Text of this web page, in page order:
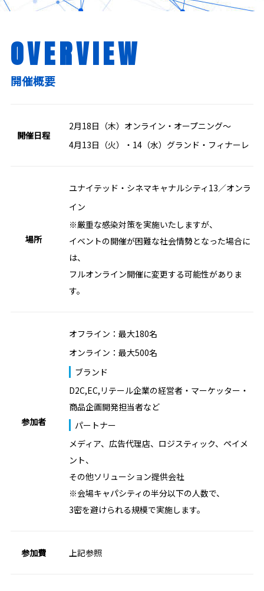
OVERVIEW
開催概要
開催日程
2月18日（木）オンライン・オープニング〜
4月13日（火）・14（水）グランド・フィナーレ
場所
ユナイテッド・シネマキャナルシティ13／オンラ
イン
※厳重な感染対策を実施いたしますが、
イベントの開催が困難な社会情勢となった場合に
は、
フルオンライン開催に変更する可能性がありま
す。
参加者
オフライン：最大180名
オンライン：最大500名
ブランド
D2C,EC,リテール企業の経営者・マーケッター・
商品企画開発担当者など
パートナー
メディア、広告代理店、ロジスティック、ペイメ
ント、
その他ソリューション提供会社
※会場キャパシティの半分以下の人数で、
3密を避けられる規模で実施します。
参加費 上記参照